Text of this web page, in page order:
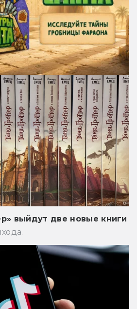
выйдут две новые книги